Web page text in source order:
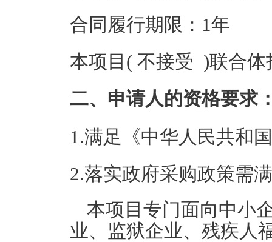
合同履行期限：1年
本项目( 不接受 )联合体
二、申请人的资格要求
1.满足《中华人民共和
2.落实政府采购政策需
本项目专门面向中小
业、监狱企业、残疾人